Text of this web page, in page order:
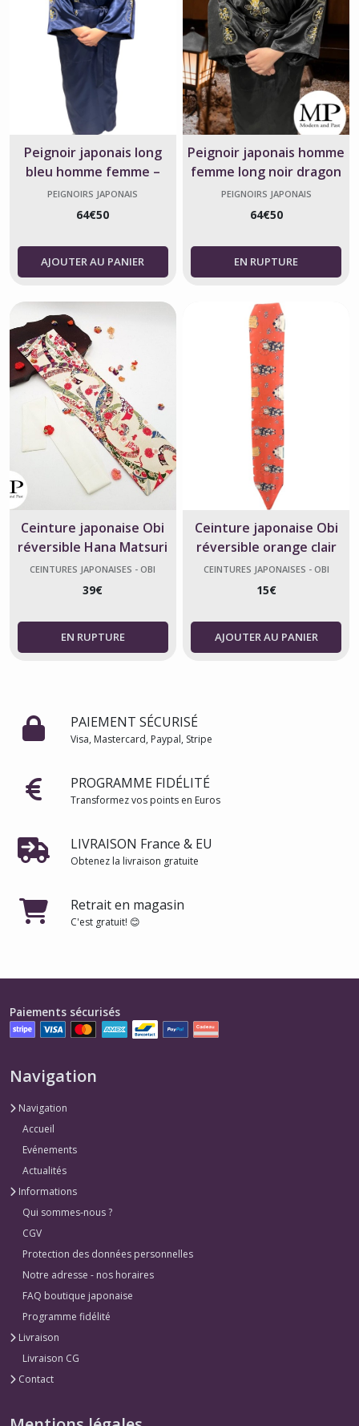
Peignoir japonais long
bleu homme femme –
dragon brodé
PEIGNOIRS JAPONAIS
64€50
AJOUTER AU PANIER
Peignoir japonais homme
femme long noir dragon
brodé
PEIGNOIRS JAPONAIS
64€50
Ceinture japonaise Obi
réversible Hana Matsuri
blanc en coton
CEINTURES JAPONAISES - OBI
39€
Ceinture japonaise Obi
réversible orange clair
chat Neko
CEINTURES JAPONAISES - OBI
15€
AJOUTER AU PANIER
PAIEMENT SÉCURISÉ
Visa, Mastercard, Paypal, Stripe
PROGRAMME FIDÉLITÉ
Transformez vos points en Euros
LIVRAISON France & EU
Obtenez la livraison gratuite
Retrait en magasin
C'est gratuit! 😊
Paiements sécurisés
Navigation
Navigation
Accueil
Evénements
Actualités
Informations
Qui sommes-nous ?
CGV
Protection des données personnelles
Notre adresse - nos horaires
FAQ boutique japonaise
Programme fidélité
Livraison
Livraison CG
Contact